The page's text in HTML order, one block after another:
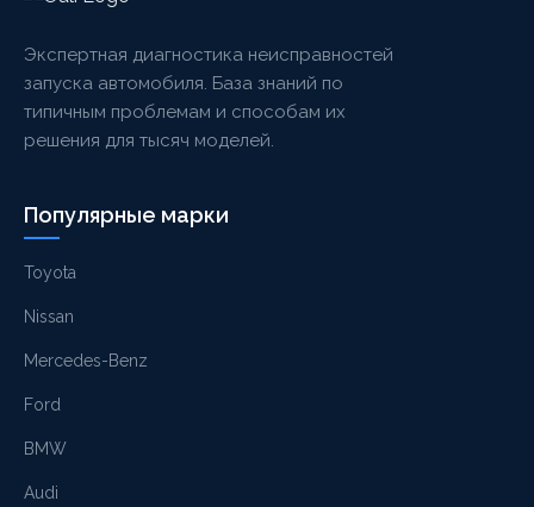
Экспертная диагностика неисправностей
запуска автомобиля. База знаний по
типичным проблемам и способам их
решения для тысяч моделей.
Популярные марки
Toyota
Nissan
Mercedes-Benz
Ford
BMW
Audi